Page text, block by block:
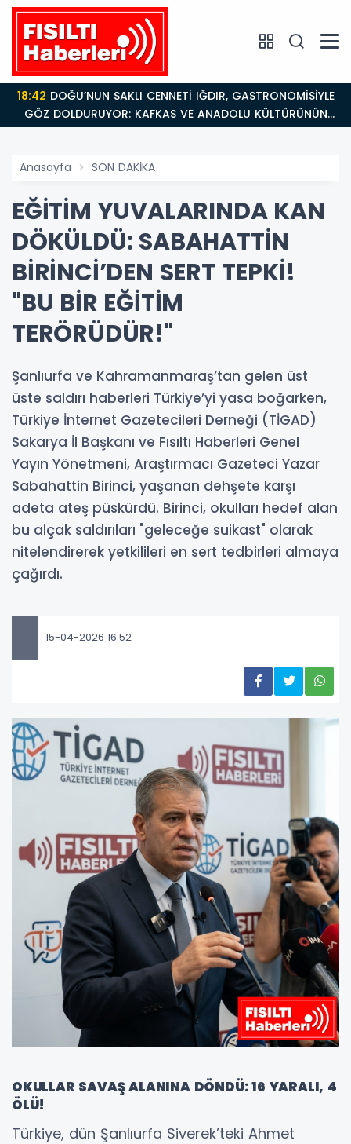
18:42
GÖZ DOLDURUYOR: KAFKAS VE ANADOLU KÜLTÜRÜNÜN
BULUŞMA NOKTASI
Anasayfa SON DAKİKA
EĞİTİM YUVALARINDA KAN
DÖKÜLDÜ: SABAHATTİN
BİRİNCİ’DEN SERT TEPKİ!
"BU BİR EĞİTİM
TERÖRÜDÜR!"
Şanlıurfa ve Kahramanmaraş’tan gelen üst
üste saldırı haberleri Türkiye’yi yasa boğarken,
Türkiye İnternet Gazetecileri Derneği (TİGAD)
Sakarya İl Başkanı ve Fısıltı Haberleri Genel
Yayın Yönetmeni, Araştırmacı Gazeteci Yazar
Sabahattin Birinci, yaşanan dehşete karşı
adeta ateş püskürdü. Birinci, okulları hedef alan
bu alçak saldırıları "geleceğe suikast" olarak
nitelendirerek yetkilileri en sert tedbirleri almaya
çağırdı.
15-04-2026 16:52
OKULLAR SAVAŞ ALANINA DÖNDÜ: 16 YARALI, 4
ÖLÜ!
Türkiye, dün Şanlıurfa Siverek’teki Ahmet